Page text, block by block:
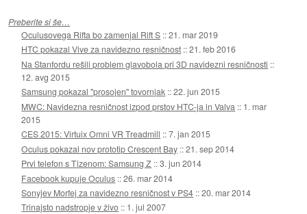
Preberite si še…
Oculusovega Rifta bo zamenjal Rift S ::21. mar 2019
HTC pokazal Vive za navidezno resničnost ::21. feb 2016
Na Stanfordu rešili problem glavobola pri 3D navidezni resničnosti ::
12. avg 2015
Samsung pokazal "prosojen" tovornjak ::22. jun 2015
MWC: Navidezna resničnost izpod prstov HTC-ja in Valva :: 1. mar
2015
CES 2015: Virtuix Omni VR Treadmill ::7. jan 2015
Oculus pokazal nov prototip Crescent Bay ::21. sep 2014
Prvi telefon s Tizenom: Samsung Z ::3. jun 2014
Facebook kupuje Oculus ::26. mar 2014
Sonyjev Morfej za navidezno resničnost v PS4 ::20. mar 2014
Trinajsto nadstropje v živo :: 1. jul 2007